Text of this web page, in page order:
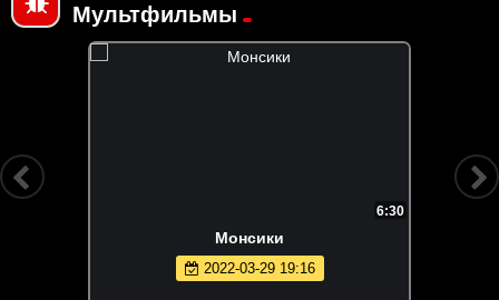
Мультфильмы
6:30
Монсики
2022-03-29 19:16